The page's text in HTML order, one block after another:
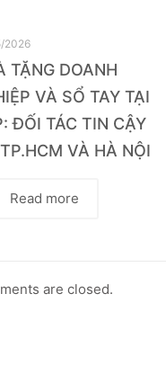
2026
TẶNG DOANH
VÀ SỔ TAY TẠI
ĐỐI TÁC TIN CẬY
VÀ HÀ NỘI
Read more
are closed.